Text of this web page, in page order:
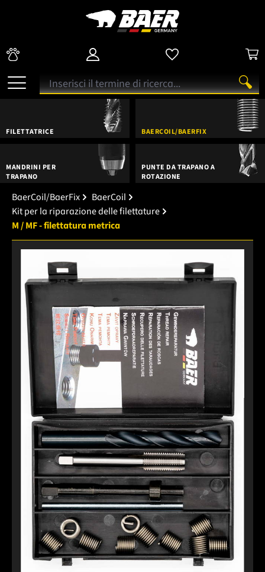
FILETTATRICE BAERCOIL/BAERFIX
MANDRINI PER
TRAPANO
PUNTE DA TRAPANO A
ROTAZIONE
BaerCoil/BaerFix
BaerCoil
Kit per la riparazione delle filettature
M / MF - filettatura metrica